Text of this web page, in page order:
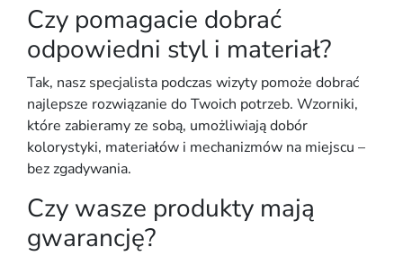
Czy pomagacie dobrać
odpowiedni styl i materiał?
Tak, nasz specjalista podczas wizyty pomoże dobrać
najlepsze rozwiązanie do Twoich potrzeb. Wzorniki,
które zabieramy ze sobą, umożliwiają dobór
kolorystyki, materiałów i mechanizmów na miejscu –
bez zgadywania.
Czy wasze produkty mają
gwarancję?